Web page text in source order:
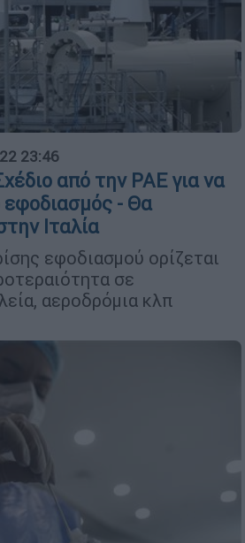
23:46
από την ΡΑΕ για να
εφοδιασμός - Θα
Ιταλία
εφοδιασμού ορίζεται
σε
αεροδρόμια κλπ